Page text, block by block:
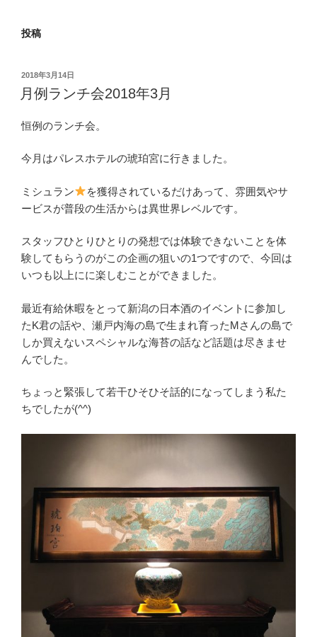
投稿
投
稿
日:
2018年3月14日
月例ランチ会2018年3月
恒例のランチ会。
今月はパレスホテルの琥珀宮に行きました。
ミシュラン
を獲得されているだけあって、雰囲気やサ
ービスが普段の生活からは異世界レベルです。
スタッフひとりひとりの発想では体験できないことを体
験してもらうのがこの企画の狙いの1つですので、今回は
いつも以上にに楽しむことができました。
最近有給休暇をとって新潟の日本酒のイベントに参加し
たK君の話や、瀬戸内海の島で生まれ育ったMさんの島で
しか買えないスペシャルな海苔の話など話題は尽きませ
んでした。
ちょっと緊張して若干ひそひそ話的になってしまう私た
ちでしたが(^^)